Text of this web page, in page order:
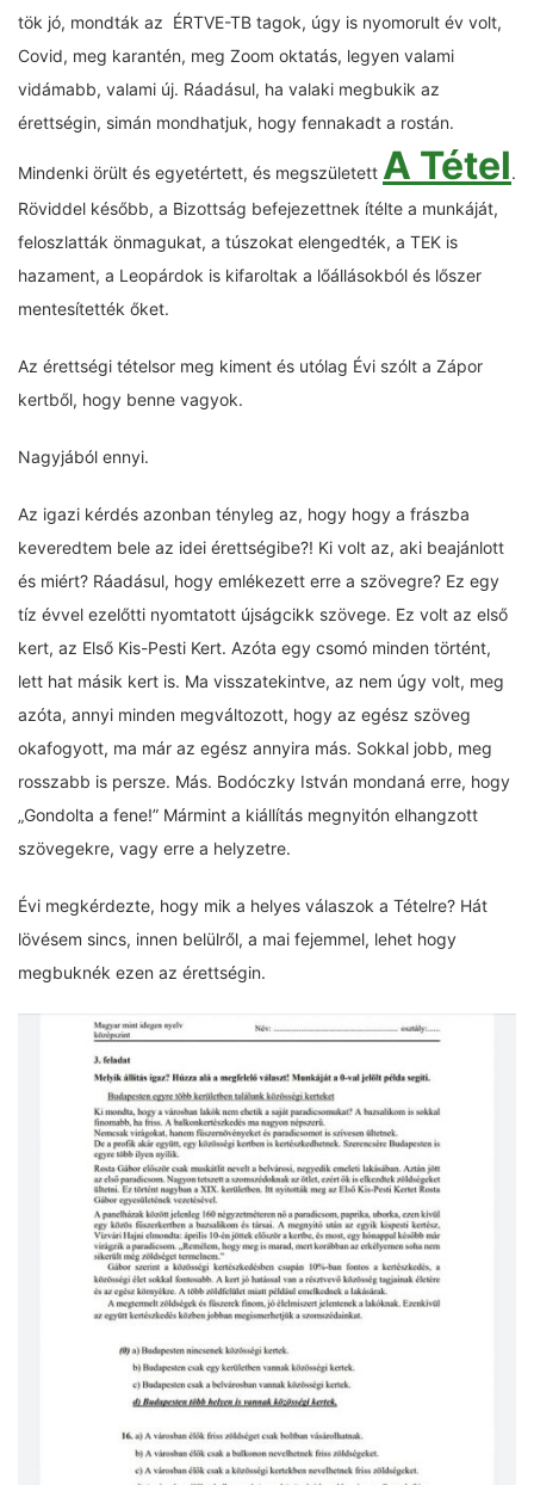
tök jó, mondták az ÉRTVE-TB tagok, úgy is nyomorult év volt,
Covid, meg karantén, meg Zoom oktatás, legyen valami
vidámabb, valami új. Ráadásul, ha valaki megbukik az
érettségin, simán mondhatjuk, hogy fennakadt a rostán.
Mindenki örült és egyetértett, és megszületett A Tétel.
Röviddel később, a Bizottság befejezettnek ítélte a munkáját,
feloszlatták önmagukat, a túszokat elengedték, a TEK is
hazament, a Leopárdok is kifaroltak a lőállásokból és lőszer
mentesítették őket.
Az érettségi tételsor meg kiment és utólag Évi szólt a Zápor
kertből, hogy benne vagyok.
Nagyjából ennyi.
Az igazi kérdés azonban tényleg az, hogy hogy a frászba
keveredtem bele az idei érettségibe?! Ki volt az, aki beajánlott
és miért? Ráadásul, hogy emlékezett erre a szövegre? Ez egy
tíz évvel ezelőtti nyomtatott újságcikk szövege. Ez volt az első
kert, az Első Kis-Pesti Kert. Azóta egy csomó minden történt,
lett hat másik kert is. Ma visszatekintve, az nem úgy volt, meg
azóta, annyi minden megváltozott, hogy az egész szöveg
okafogyott, ma már az egész annyira más. Sokkal jobb, meg
rosszabb is persze. Más. Bodóczky István mondaná erre, hogy
„Gondolta a fene!” Mármint a kiállítás megnyitón elhangzott
szövegekre, vagy erre a helyzetre.
Évi megkérdezte, hogy mik a helyes válaszok a Tételre? Hát
lövésem sincs, innen belülről, a mai fejemmel, lehet hogy
megbuknék ezen az érettségin.